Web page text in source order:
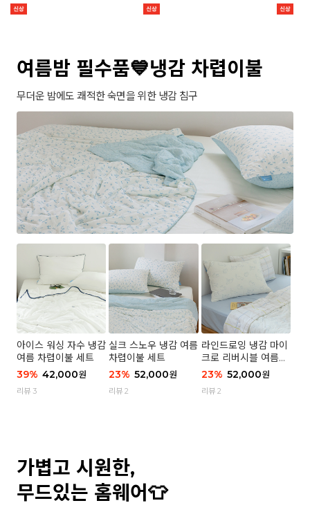
여름밤 필수품💙냉감 차렵이불
무더운 밤에도 쾌적한 숙면을 위한 냉감 침구
아이스 워싱 자수 냉감
여름 차렵이불 세트
39% 42,000원
리뷰 3
실크 스노우 냉감 여름
차렵이불 세트
23% 52,000원
리뷰 2
라인드로잉 냉감 마이
크로 리버시블 여름이
불 세트
23% 52,000원
리뷰 2
가볍고 시원한,
무드있는 홈웨어👕